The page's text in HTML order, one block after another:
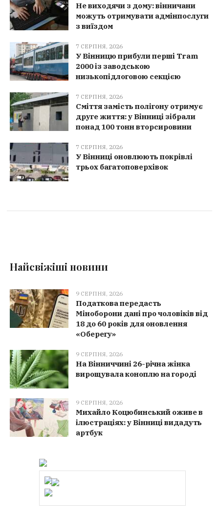
Не виходячи з дому: вінничани
можуть отримувати адмінпослуги
з виїздом
7 СЕРПНЯ, 2026
У Вінницю прибули перші Tram
2000 із заводською
низькопідлоговою секцією
7 СЕРПНЯ, 2026
Сміття замість полігону отримує
друге життя: у Вінниці зібрали
понад 100 тонн вторсировини
7 СЕРПНЯ, 2026
У Вінниці оновлюють покрівлі
трьох багатоповерхівок
Найсвіжіші новини
9 СЕРПНЯ, 2026
Податкова передасть
Міноборони дані про чоловіків від
18 до 60 років для оновлення
«Оберегу»
9 СЕРПНЯ, 2026
На Вінниччині 26-річна жінка
вирощувала коноплю на городі
9 СЕРПНЯ, 2026
Михайло Коцюбинський оживе в
ілюстраціях: у Вінниці видадуть
артбук